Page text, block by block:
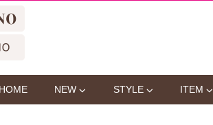
HOME NEW STYLE ITEM